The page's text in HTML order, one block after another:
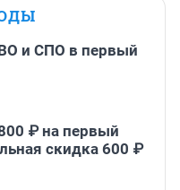
и СПО в первый
₽ на первый
скидка 600 ₽